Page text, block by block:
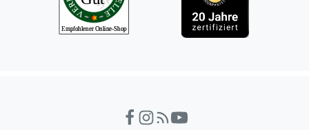
Hundeshop.de
Hundeshop.de
Hundeshop.de